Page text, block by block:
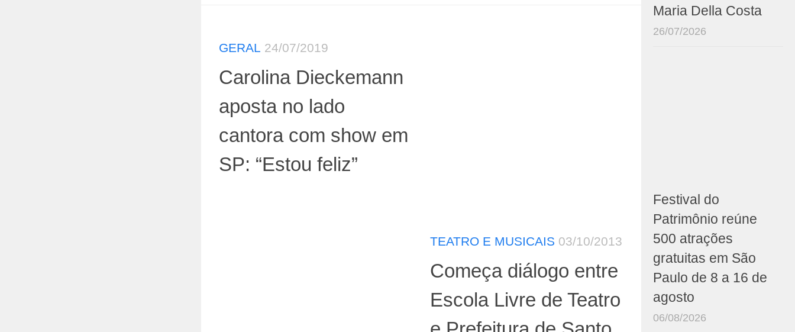
GERAL 24/07/2019
Carolina Dieckemann
aposta no lado
cantora com show em
SP: “Estou feliz”
TEATRO E MUSICAIS 03/10/2013
Começa diálogo entre
Escola Livre de Teatro
Maria Della Costa
26/07/2026
Festival do
Patrimônio reúne
500 atrações
gratuitas em São
Paulo de 8 a 16 de
agosto
06/08/2026